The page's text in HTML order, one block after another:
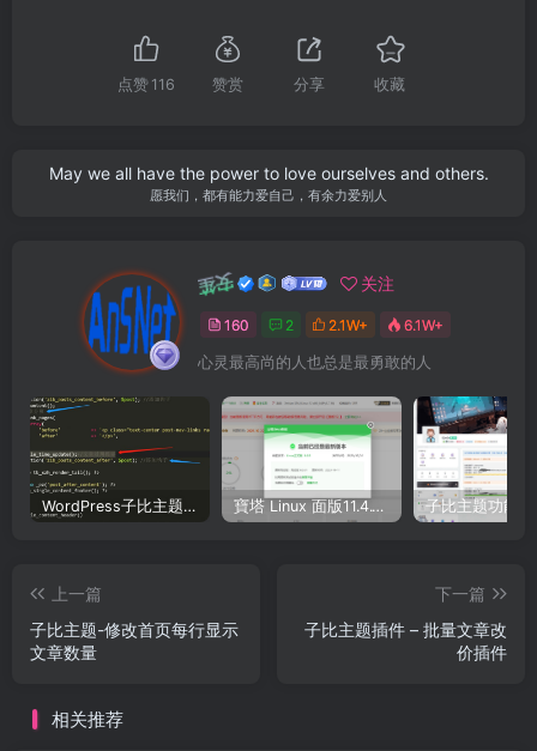
点赞 116 赞赏 分享 收藏
May we all have the power to love ourselves and others.
愿我们，都有能力爱自己，有余力爱别人
安笙 关注
160 2 2.1W+ 6.1W+
心灵最高尚的人也总是最勇敢的人
WordPress子比主题美化教程合集—持续更新中 寶塔 Linux 面版11.4.1（开心版）和 11.5.0 （抢先版）– 宝塔开心版脚本
上一篇
子比主题-修改首页每行显示
文章数量
下一篇
子比主题插件 – 批量文章改
价插件
相关推荐